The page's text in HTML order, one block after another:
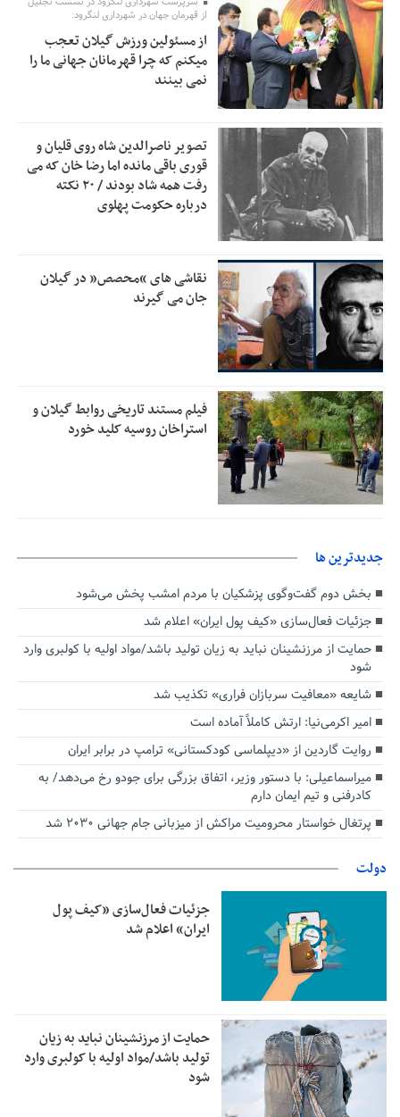
اولویت‌های گیلان پرداخت شود
2:53
زمان جلسه سرنوشت‌ساز هیات رئیسه فدراسیون فوتبال با حضور
قلعه‌نویی مشخص شد
2:50
دفتر رهبر انقلاب: مطالب خارج از مراجع رسمی فاقد سندیت
2:46
بقائی: فضای مذاکرات فنی و سیاسی ایران و عمان درباره تنگه
هرمز، مثبت است
رئیس سازمان جهاد کشاورزی استان: کشاورزان گیلان نسبت به
دریافت یارانه کود اقدام کنند
1:00 تمدید مهلت اظهارنامه‌های مالیاتی سال ۱۴۰۴ تا پایان شهریورماه
از قهرمان جهان در شهرداری لنگرود:
از مسئولین ورزش گیلان تعجب
میکنم که چرا قهرمانان جهانی ما را
نمی بینند
تصویر ناصرالدین شاه روی قلیان و
قوری باقی مانده اما رضا خان که می
رفت همه شاد بودند / ۲۰ نکته
درباره حکومت پهلوی
نقاشی های “محصص” در گیلان
جان می گیرند
فیلم مستند تاریخی روابط گیلان و
استراخان روسیه کلید خورد
جديدترين ها
بخش دوم گفت‌وگوی پزشکیان با مردم امشب پخش می‌شود
جزئیات فعال‌سازی «کیف پول ایران» اعلام شد
حمایت از مرزنشینان نباید به زیان تولید باشد/مواد اولیه با کولبری وارد
شود
شایعه «معافیت سربازان فراری» تکذیب شد
امیر اکرمی‌نیا: ارتش کاملاً آماده است
روایت گاردین از «دیپلماسی کودکستانی» ترامپ در برابر ایران
میراسماعیلی: با دستور وزیر، اتفاق بزرگی برای جودو رخ می‌دهد/ به
کادرفنی و تیم ایمان دارم
پرتغال خواستار محرومیت مراکش از میزبانی جام جهانی ۲۰۳۰ شد
دولت
جزئیات فعال‌سازی «کیف پول
ایران» اعلام شد
حمایت از مرزنشینان نباید به زیان
تولید باشد/مواد اولیه با کولبری وارد
شود